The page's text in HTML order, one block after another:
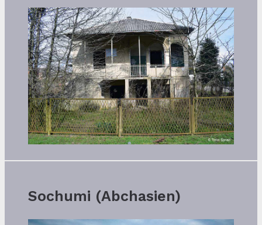
Sochumi (Abchasien)